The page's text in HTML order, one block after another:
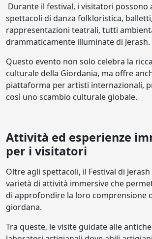
Durante il festival, i visitatori possono
spettacoli di danza folkloristica,
rappresentazioni teatrali, tutti
drammaticamente illuminate di Jerash.
Questo evento non solo celebra la
culturale della Giordania, ma offre
piattaforma per artisti internazionali,
così uno scambio culturale globale.
Attività ed esperienze
per i visitatori
Oltre agli spettacoli, il Festival di
varietà di attività immersive che
di approfondire la loro comprensione
giordana.
Tra queste, le visite guidate alle